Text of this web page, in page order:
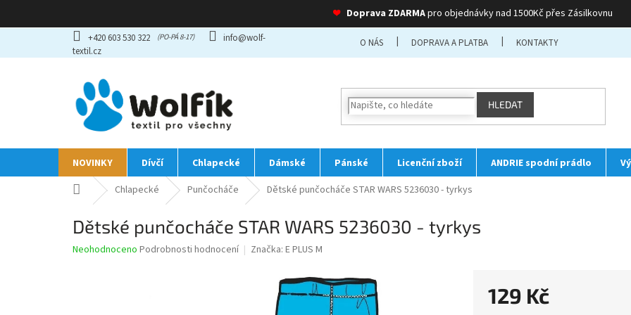
❤ Doprava ZDARMApro objednávky nad 1500Kč přes Zásilkovnu
obsah
+420 603 530 322
info@wolf-
textil.cz
O NÁS DOPRAVA A PLATBA KONTAKTY
HLEDAT
NOVINKY Dívčí Chlapecké Dámské Pánské Licenční zboží ANDRIE spodní prádlo
Domů Chlapecké Punčocháče Dětské punčocháče STAR WARS 5236030 - tyrkys
Dětské punčocháče STAR WARS 5236030 - tyrkys
Průměrné
Neohodnoceno Podrobnosti hodnocení Značka: E PLUS M
129 Kč